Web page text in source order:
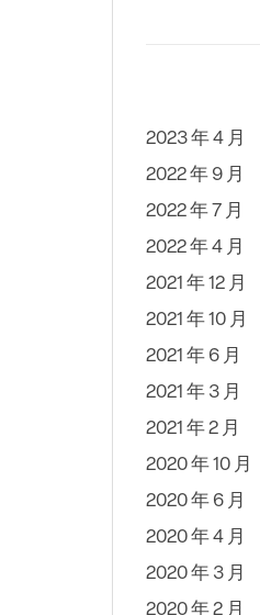
2023 年 4 月
2022 年 9 月
2022 年 7 月
2022 年 4 月
2021 年 12 月
2021 年 10 月
2021 年 6 月
2021 年 3 月
2021 年 2 月
2020 年 10 月
2020 年 6 月
2020 年 4 月
2020 年 3 月
2020 年 2 月